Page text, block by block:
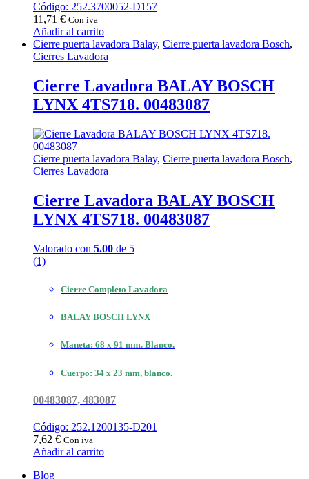
Código: 252.3700052-D157
11,71 € Con iva
Añadir al carrito
Cierre puerta lavadora Balay, Cierre puerta lavadora Bosch,
Cierres Lavadora
Cierre Lavadora BALAY BOSCH
LYNX 4TS718. 00483087
Cierre puerta lavadora Balay, Cierre puerta lavadora Bosch,
Cierres Lavadora
Cierre Lavadora BALAY BOSCH
LYNX 4TS718. 00483087
Valorado con 5.00 de 5
(1)
Cierre Completo Lavadora
BALAY BOSCH LYNX
Maneta: 68 x 91 mm. Blanco.
Cuerpo: 34 x 23 mm, blanco.
00483087, 483087
Código: 252.1200135-D201
7,62 € Con iva
Añadir al carrito
Blog